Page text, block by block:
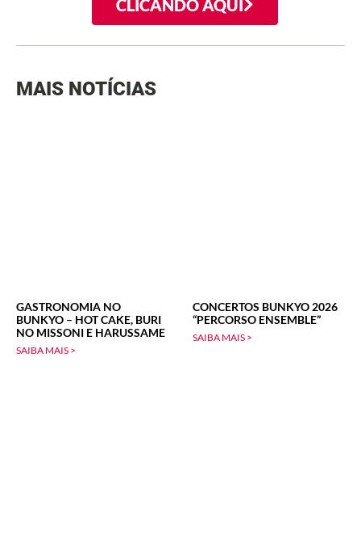
CLICANDO AQUI
MAIS NOTÍCIAS
GASTRONOMIA NO
BUNKYO – HOT CAKE, BURI
NO MISSONI E HARUSSAME
SAIBA MAIS >
CONCERTOS BUNKYO 2026
“PERCORSO ENSEMBLE”
SAIBA MAIS >